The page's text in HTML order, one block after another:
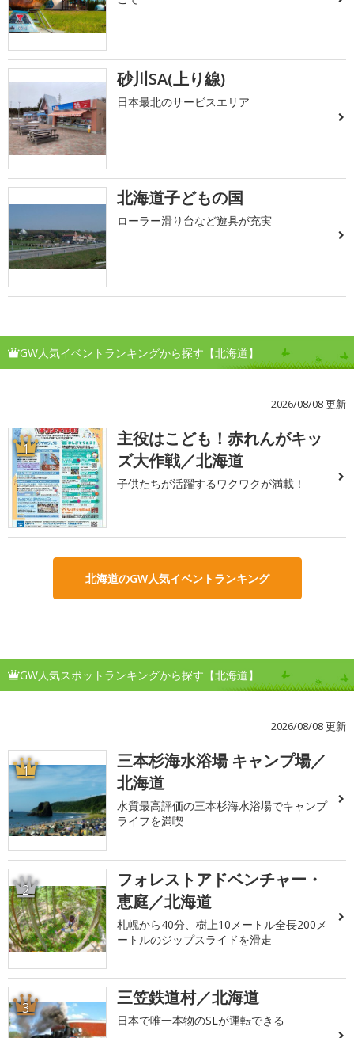
砂川SA(上り線)
日本最北のサービスエリア
北海道子どもの国
ローラー滑り台など遊具が充実
GW人気イベントランキングから探す【北海道】
2026/08/08 更新
1
主役はこども！赤れんがキッ
ズ大作戦／北海道
子供たちが活躍するワクワクが満載！
北海道のGW人気イベントランキング
GW人気スポットランキングから探す【北海道】
2026/08/08 更新
1
三本杉海水浴場 キャンプ場／
北海道
水質最高評価の三本杉海水浴場でキャンプ
ライフを満喫
2
フォレストアドベンチャー・
恵庭／北海道
札幌から40分、樹上10メートル全長200メ
ートルのジップスライドを滑走
3 三笠鉄道村／北海道
日本で唯一本物のSLが運転できる